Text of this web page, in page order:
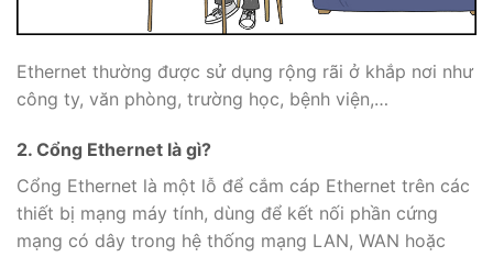
Ethernet thường được sử dụng rộng rãi ở khắp nơi như
công ty, văn phòng, trường học, bệnh viện,…
2. Cổng Ethernet là gì?
Cổng Ethernet là một lỗ để cắm cáp Ethernet trên các
thiết bị mạng máy tính, dùng để kết nối phần cứng
mạng có dây trong hệ thống mạng LAN, WAN hoặc